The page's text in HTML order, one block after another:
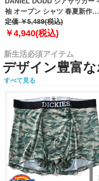
袖 オープン シャツ 春夏新作
azsh-260213 【fre】
定価 ￥5,489(税込)
￥4,940(税込)
新生活必須アイテム
デザイン豊富
すべて見る